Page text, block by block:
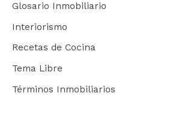
Glosario Inmobiliario
Interiorismo
Recetas de Cocina
Tema Libre
Términos Inmobiliarios